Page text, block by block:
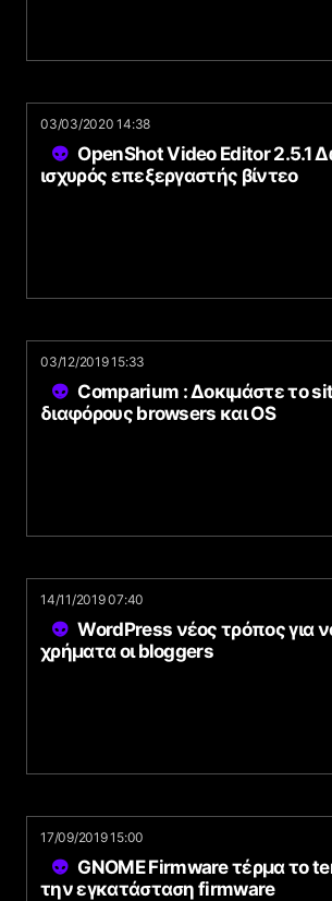
03/03/2020 14:38
OpenShot Video Editor 2.5.1
ισχυρός επεξεργαστής βίντεο
03/12/2019 15:33
Comparium : Δοκιμάστε το
διαφόρους browsers και OS
14/11/2019 07:40
WordPress νέος τρόπος για
χρήματα οι bloggers
17/09/2019 15:00
GNOME Firmware τέρμα το
την εγκατάσταση firmware